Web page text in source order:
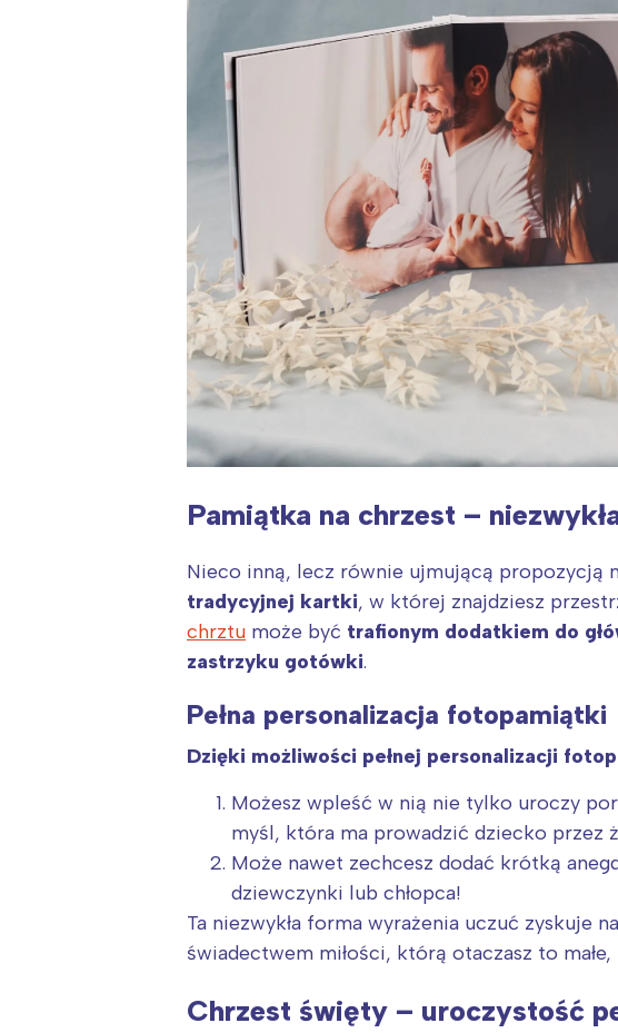
Pamiątka na chrzest –
Nieco inną, lecz równie ujmującą propozycją
tradycyjnej kartki, w której znajdziesz
chrztu może być trafionym dodatkiem do
zastrzyku gotówki.
Pełna personalizacja fotopamiątki
Dzięki możliwości pełnej personalizacji
Możesz wpleść w nią nie tylko uroczy
myśl, która ma prowadzić dziecko przez
Może nawet zechcesz dodać krótką
dziewczynki lub chłopca!
Ta niezwykła forma wyrażenia uczuć zyskuje
świadectwem miłości, którą otaczasz to małe,
Chrzest święty – uroczystość